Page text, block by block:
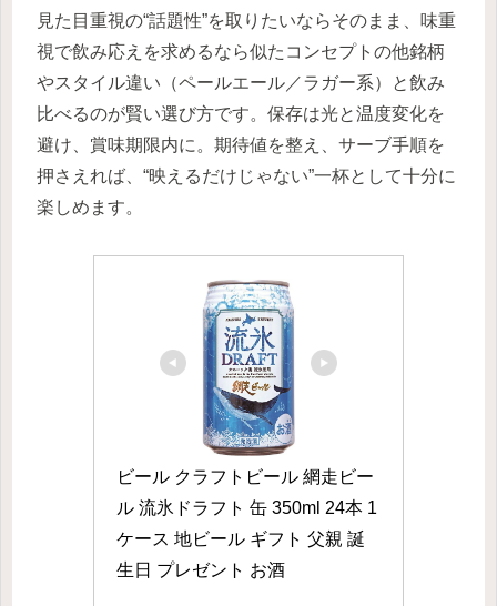
見た目重視の“話題性”を取りたいならそのまま、味重
視で飲み応えを求めるなら似たコンセプトの他銘柄
やスタイル違い（ペールエール／ラガー系）と飲み
比べるのが賢い選び方です。保存は光と温度変化を
避け、賞味期限内に。期待値を整え、サーブ手順を
押さえれば、“映えるだけじゃない”一杯として十分に
楽しめます。
ビール クラフトビール 網走ビー
ル 流氷ドラフト 缶 350ml 24本 1
ケース 地ビール ギフト 父親 誕
生日 プレゼント お酒